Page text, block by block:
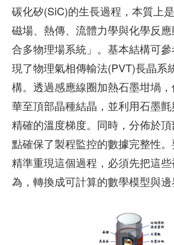
碳化矽(SiC)的生長過程，本質上
磁場、熱傳、流體力學與化學反
合多物理場系統」。基本結構可
現了物理氣相傳輸法(PVT)長晶系
構。透過感應線圈加熱石墨坩堝
華至頂部晶種結晶，並利用石墨
精確的溫度梯度。同時，分佈於
點確保了製程監控的數據完整性
精準重現這個過程，必須先把這
為，轉換成可計算的數學模型與邊